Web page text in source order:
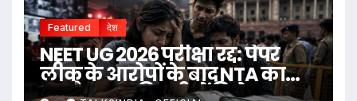
Featured देश
NEET UG 2026 परीक्षा रद्द: पेपर
लीक के आरोपों के बाद NTA का
बड़ा फैसला, दिल्ली में विरोध